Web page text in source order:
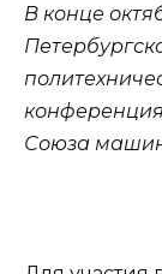
В конце
Союза